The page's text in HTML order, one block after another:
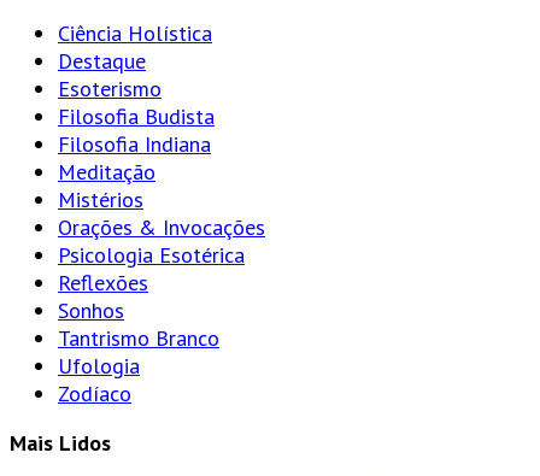
Ciência Holística
Destaque
Esoterismo
Filosofia Budista
Filosofia Indiana
Meditação
Mistérios
Orações & Invocações
Psicologia Esotérica
Reflexões
Sonhos
Tantrismo Branco
Ufologia
Zodíaco
Mais Lidos